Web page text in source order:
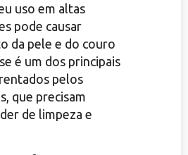
uso em altas
pode causar
da pele e do couro
é um dos principais
pelos
que precisam
de limpeza e